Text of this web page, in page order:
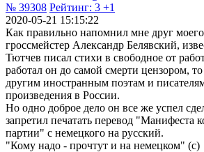
№ 39308 Рейтинг: 3 +1
2020-05-21 15:15:22
Как правильно напомнил мне друг
гроссмейстер Александр Белявский,
Тютчев писал стихи в свободное от
работал он до самой смерти цензором, то
другим иностранным поэтам и
произведения в России.
Но одно доброе дело он все же успел
запретил печатать перевод "Манифеста
партии" с немецкого на русский.
"Кому надо - прочтут и на немецком" (с)